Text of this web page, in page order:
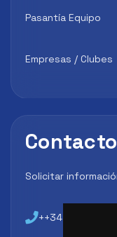
Pasantía Equipo
Empresas / Clubes
Contacto
Solicitar
++34 648 45 44